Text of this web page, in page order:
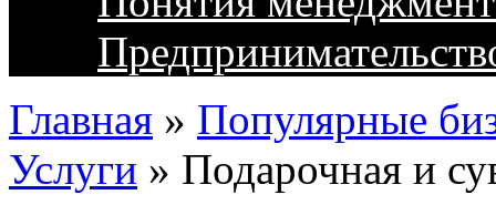
Главная » Популярные
Услуги » Подарочная и